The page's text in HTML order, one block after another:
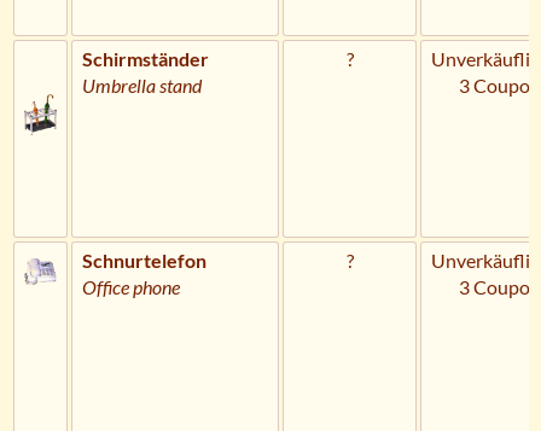
Schirmständer
Umbrella stand
?
3
Schnurtelefon
Office phone
?
3